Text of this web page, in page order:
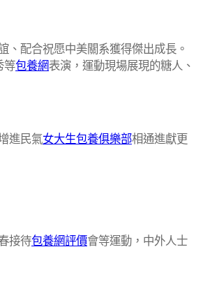
、配合祝愿中美關系獲得傑出成長。
等包養網表演，運動現場展現的糖人、
進民氣女大生包養俱樂部相通進獻更
接待包養網評價會等運動，中外人士